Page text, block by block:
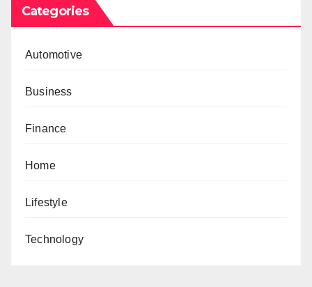
Categories
Automotive
Business
Finance
Home
Lifestyle
Technology